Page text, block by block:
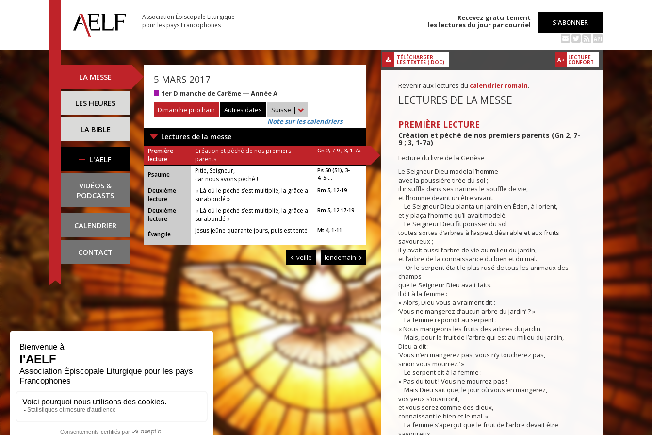
Association Épiscopale Liturgique
pour les pays Francophones
Recevez gratuitement
les lectures du jour par courriel
S'ABONNER
API
LA MESSE
LES HEURES
LA BIBLE
L'AELF
VIDÉOS &
PODCASTS
CALENDRIER
CONTACT
5 MARS 2017
1er Dimanche de Carême — Année A
Dimanche prochain
Autres dates Suisse |
Note sur les calendriers
Lectures de la messe
Première
lecture
Création et péché de nos premiers
parents
Gn 2, 7-9 ; 3, 1-7a
Psaume
Pitié, Seigneur,
car nous avons péché !
Ps 50 (51), 3-
4, 5-...
Deuxième
lecture
« Là où le péché s’est multiplié, la grâce a
surabondé »
Rm 5, 12-19
Deuxième
lecture
« Là où le péché s’est multiplié, la grâce a
surabondé »
Rm 5, 12.17-19
Évangile Jésus jeûne quarante jours, puis est tenté Mt 4, 1-11
veille lendemain
A+ LECTURE
CONFORT
TÉLÉCHARGER
LES TEXTES (.DOC)
Revenir aux lectures du calendrier romain.
LECTURES DE LA MESSE
PREMIÈRE LECTURE
Création et péché de nos premiers parents (Gn 2, 7-
9 ; 3, 1-7a)
Lecture du livre de la Genèse
Le Seigneur Dieu modela l’homme
avec la poussière tirée du sol ;
il insuffla dans ses narines le souffle de vie,
et l’homme devint un être vivant.
Le Seigneur Dieu planta un jardin en Éden, à l’orient,
et y plaça l’homme qu’il avait modelé.
Le Seigneur Dieu fit pousser du sol
toutes sortes d’arbres à l’aspect désirable et aux fruits
savoureux ;
il y avait aussi l’arbre de vie au milieu du jardin,
et l’arbre de la connaissance du bien et du mal.
Or le serpent était le plus rusé de tous les animaux des
champs
que le Seigneur Dieu avait faits.
Il dit à la femme :
« Alors, Dieu vous a vraiment dit :
‘Vous ne mangerez d’aucun arbre du jardin’ ? »
La femme répondit au serpent :
« Nous mangeons les fruits des arbres du jardin.
Mais, pour le fruit de l’arbre qui est au milieu du jardin,
Dieu a dit :
‘Vous n’en mangerez pas, vous n’y toucherez pas,
sinon vous mourrez.’ »
Le serpent dit à la femme :
« Pas du tout ! Vous ne mourrez pas !
Mais Dieu sait que, le jour où vous en mangerez,
vos yeux s’ouvriront,
et vous serez comme des dieux,
connaissant le bien et le mal. »
La femme s’aperçut que le fruit de l’arbre devait être